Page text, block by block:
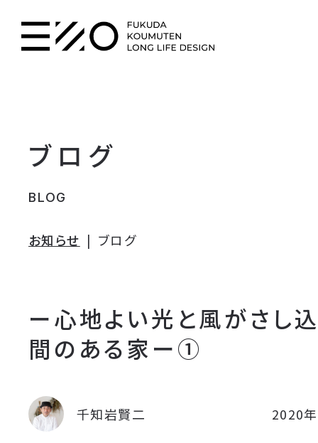
ブログ
BLOG
お知らせ ブログ
ー心地よい光と風がさし
間のある家ー①
2020
千知岩賢二